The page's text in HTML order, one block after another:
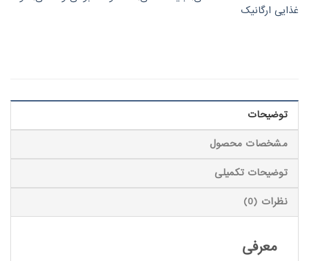
غذایی ارگانیک
توضیحات
مشخصات محصول
توضیحات تکمیلی
نظرات (0)
معرفی